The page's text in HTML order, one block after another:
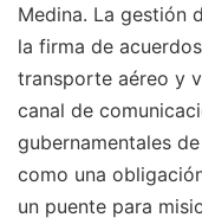
Medina. La gestión
la firma de
transporte aéreo y
canal de
gubernamentales
como una
un puente para